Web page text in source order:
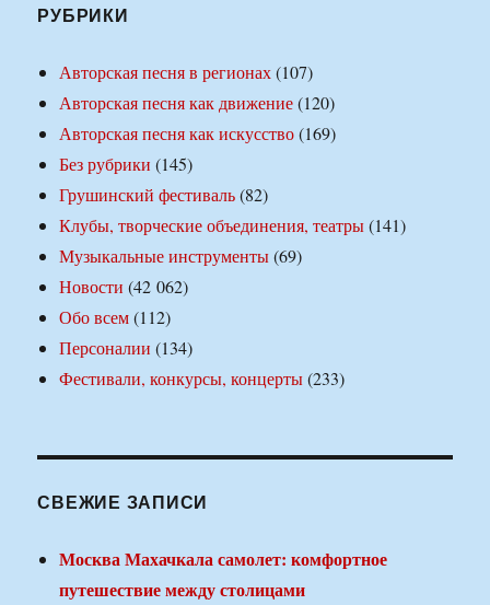
РУБРИКИ
Авторская песня в регионах(107)
Авторская песня как движение(120)
Авторская песня как искусство(169)
Без рубрики (145)
Грушинский фестиваль(82)
Клубы, творческие объединения, театры(141)
Музыкальные инструменты(69)
Новости (42 062)
Обо всем(112)
Персоналии (134)
Фестивали, конкурсы, концерты(233)
СВЕЖИЕ ЗАПИСИ
Москва Махачкала самолет: комфортное
путешествие между столицами